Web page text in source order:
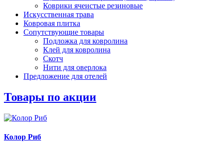
Коврики ячеистые резиновые
Искусственная трава
Ковровая плитка
Сопутствующие товары
Подложка для ковролина
Клей для ковролина
Скотч
Нити для оверлока
Предложение для отелей
Товары по акции
Колор Риб